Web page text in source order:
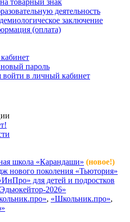
деятельность
заключение
(оплата)
пароль
войти в личный кабинет
школа «Карандаши» (новое!)
нового поколения «Тьютория»
для детей и подростков
2026»
, «Школьник.про»,